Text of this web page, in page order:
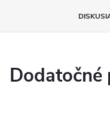
Dodatočné